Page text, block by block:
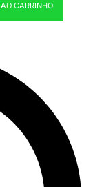
CARRINHO